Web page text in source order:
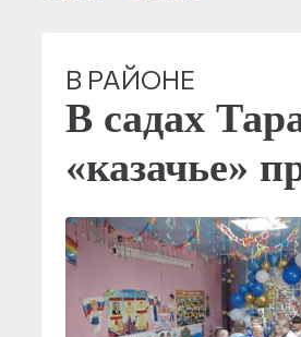
В РАЙОНЕ
В садах
«казачье»